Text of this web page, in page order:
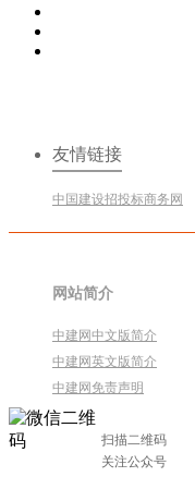
友情链接
中国建设招投标商务网
网站简介
中建网中文版简介
中建网英文版简介
中建网免责声明
扫描二维码
关注公众号